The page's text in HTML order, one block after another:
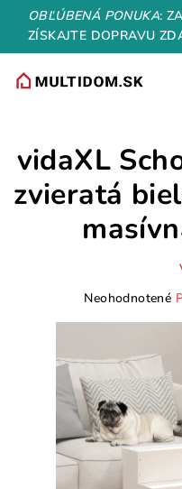
Prejsť
obsah
OBĽÚBENÁ PONUKA:
ZÍSKAJTE DOPRAVU
vidaXL
zvieratá
Priemerné
0,0
z
5
hviezdičiek.
Neohodnotené